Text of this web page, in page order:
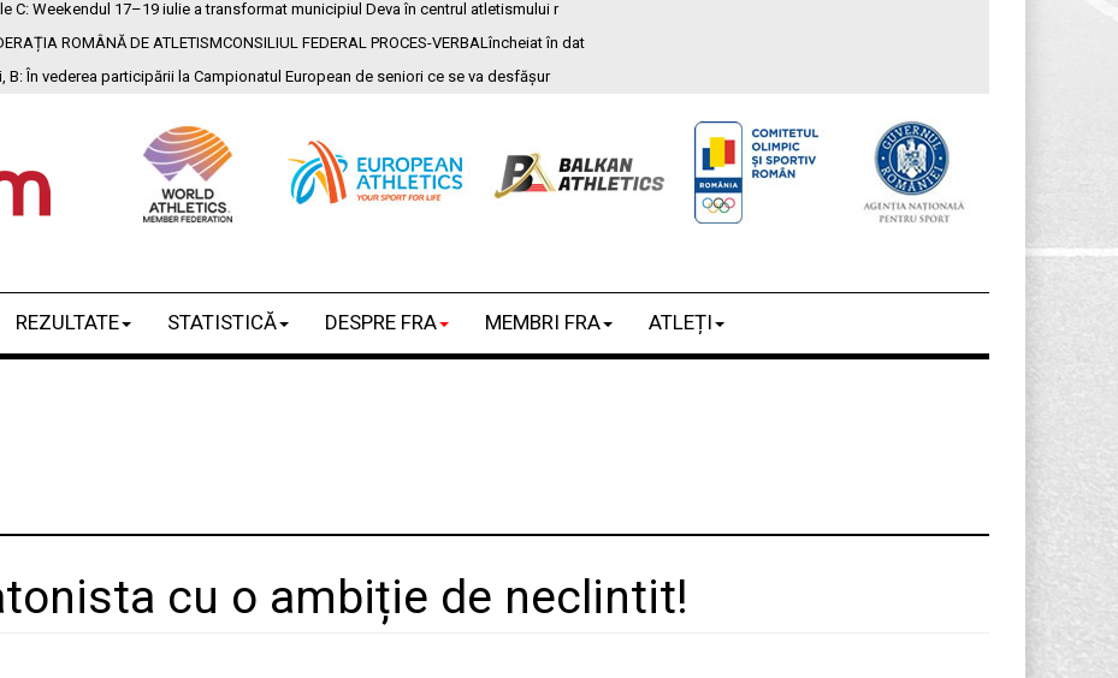
C: Weekendul 17–19 iulie a transformat municipiul Deva în centrul atletismului r
ROMÂNĂ DE ATLETISMCONSILIUL FEDERAL PROCES-VERBALîncheiat în dat
B: În vederea participării la Campionatul European de seniori ce se va desfășur
REZULTATE STATISTICĂ DESPRE FRA MEMBRI FRA ATLEȚI
cu o ambiție de neclintit!